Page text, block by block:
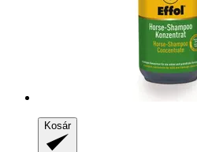
Kosár